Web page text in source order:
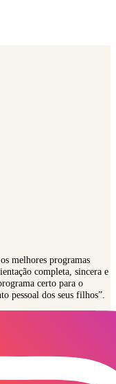
melhores programas
completa, sincera e
certo para o
pessoal dos seus filhos”.